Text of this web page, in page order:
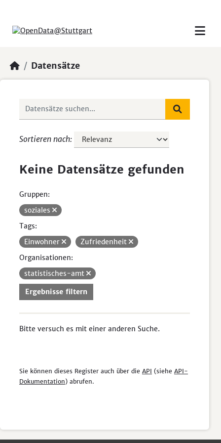
Datensätze
Sortieren nach
Keine Datensätze gefunden
Gruppen:
soziales
Tags:
Einwohner
Zufriedenheit
Organisationen:
statistisches-amt
Ergebnisse filtern
Bitte versuch es mit einer anderen Suche.
Sie können dieses Register auch über die API (siehe API-
Dokumentation) abrufen.